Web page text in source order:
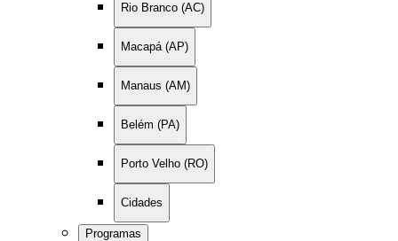
Rio Branco (AC)
Macapá (AP)
Manaus (AM)
Belém (PA)
Porto Velho (RO)
Cidades
Programas